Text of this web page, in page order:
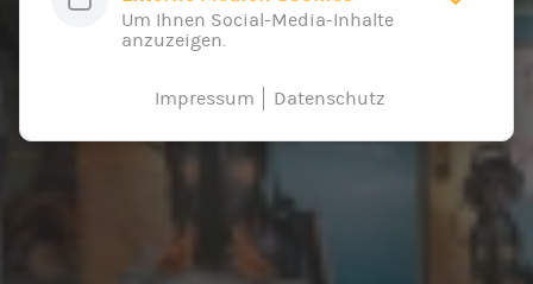
Um Ihnen Social-Media-Inhalte
anzuzeigen.
Impressum Datenschutz